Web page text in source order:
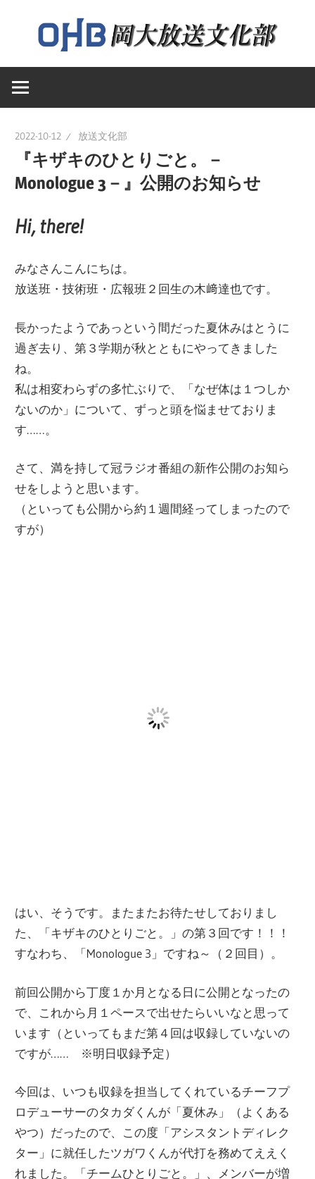
ン
へ
大
送
文
化
（OHB）
岡
大
送
文
化
の
ェ
ブ
ー
ジ
す
2022-10-12 放送文化部
『キザキのひとりごと。－
Monologue 3－』公開のお知らせ
Hi, there!
みなさんこんにちは。
放送班・技術班・広報班２回生の木﨑達也です。
長かったようであっという間だった夏休みはとうに
過ぎ去り、第３学期が秋とともにやってきました
ね。
私は相変わらずの多忙ぶりで、「なぜ体は１つしか
ないのか」について、ずっと頭を悩ませておりま
す……。
さて、満を持して冠ラジオ番組の新作公開のお知ら
せをしようと思います。
（といっても公開から約１週間経ってしまったので
すが）
はい、そうです。またまたお待たせしておりまし
た、「キザキのひとりごと。」の第３回です！！！
すなわち、「Monologue 3」ですね～（２回目）。
前回公開から丁度１か月となる日に公開となったの
で、これから月１ペースで出せたらいいなと思って
います（といってもまだ第４回は収録していないの
ですが…… ※明日収録予定）
今回は、いつも収録を担当してくれているチーフプ
ロデューサーのタカダくんが「夏休み」（よくある
やつ）だったので、この度「アシスタントディレク
ター」に就任したツガワくんが代打を務めてええく
れました。「チームひとりごと。」、メンバーが増